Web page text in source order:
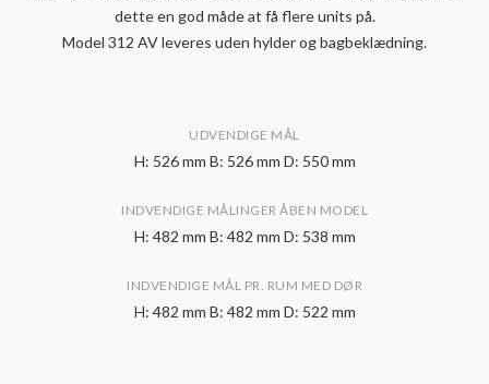
dette en god måde at få flere units på.
Model 312 AV leveres uden hylder og bagbeklædning.
UDVENDIGE MÅL
H: 526 mm B: 526 mm D: 550 mm
INDVENDIGE MÅLINGER ÅBEN MODEL
H: 482 mm B: 482 mm D: 538 mm
INDVENDIGE MÅL PR. RUM MED DØR
H: 482 mm B: 482 mm D: 522 mm